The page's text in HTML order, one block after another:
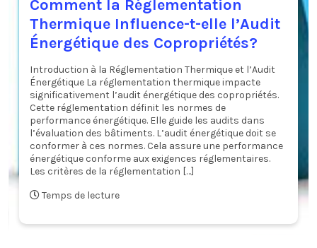
Comment la Réglementation
Thermique Influence-t-elle l’Audit
Énergétique des Copropriétés?
Introduction à la Réglementation Thermique et l’Audit
Énergétique La réglementation thermique impacte
significativement l’audit énergétique des copropriétés.
Cette réglementation définit les normes de
performance énergétique. Elle guide les audits dans
l’évaluation des bâtiments. L’audit énergétique doit se
conformer à ces normes. Cela assure une performance
énergétique conforme aux exigences réglementaires.
Les critères de la réglementation […]
Temps de lecture